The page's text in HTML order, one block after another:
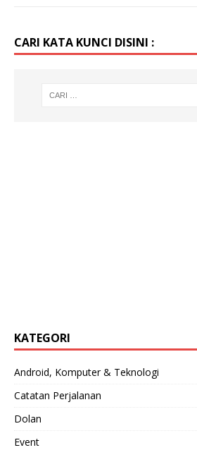
CARI KATA KUNCI DISINI :
KATEGORI
Android, Komputer & Teknologi
Catatan Perjalanan
Dolan
Event